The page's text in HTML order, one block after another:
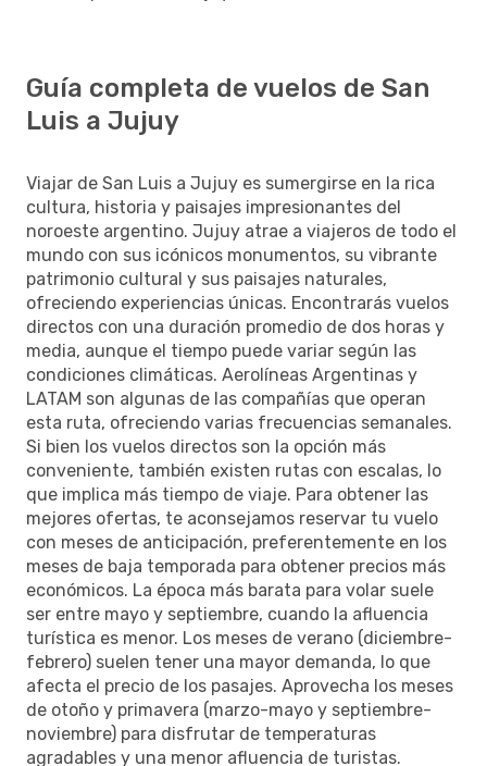
Guía completa de vuelos de San
Luis a Jujuy
Viajar de San Luis a Jujuy es sumergirse en la rica
cultura, historia y paisajes impresionantes del
noroeste argentino. Jujuy atrae a viajeros de todo el
mundo con sus icónicos monumentos, su vibrante
patrimonio cultural y sus paisajes naturales,
ofreciendo experiencias únicas. Encontrarás vuelos
directos con una duración promedio de dos horas y
media, aunque el tiempo puede variar según las
condiciones climáticas. Aerolíneas Argentinas y
LATAM son algunas de las compañías que operan
esta ruta, ofreciendo varias frecuencias semanales.
Si bien los vuelos directos son la opción más
conveniente, también existen rutas con escalas, lo
que implica más tiempo de viaje. Para obtener las
mejores ofertas, te aconsejamos reservar tu vuelo
con meses de anticipación, preferentemente en los
meses de baja temporada para obtener precios más
económicos. La época más barata para volar suele
ser entre mayo y septiembre, cuando la afluencia
turística es menor. Los meses de verano (diciembre-
febrero) suelen tener una mayor demanda, lo que
afecta el precio de los pasajes. Aprovecha los meses
de otoño y primavera (marzo-mayo y septiembre-
noviembre) para disfrutar de temperaturas
agradables y una menor afluencia de turistas.